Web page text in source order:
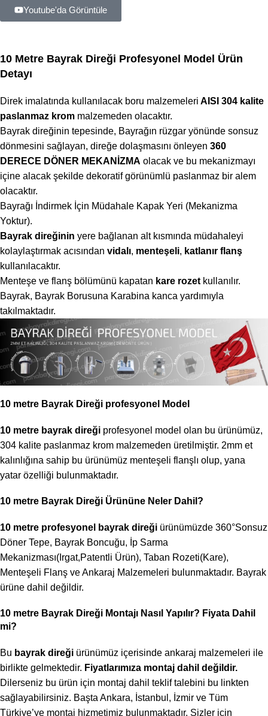
Youtube'da Görüntüle
10 Metre Bayrak Direği Profesyonel Model Ürün
Detayı
Direk imalatında kullanılacak boru malzemeleri AISI 304 kalite
paslanmaz krom malzemeden olacaktır.
Bayrak direğinin tepesinde, Bayrağın rüzgar yönünde sonsuz
dönmesini sağlayan, direğe dolaşmasını önleyen 360
DERECE DÖNER MEKANİZMA olacak ve bu mekanizmayı
içine alacak şekilde dekoratif görünümlü paslanmaz bir alem
olacaktır.
Bayrağı İndirmek İçin Müdahale Kapak Yeri (Mekanizma
Yoktur).
Bayrak direğinin yere bağlanan alt kısmında müdahaleyi
kolaylaştırmak acısından vidalı, menteşeli, katlanır flanş
kullanılacaktır.
Menteşe ve flanş bölümünü kapatan kare rozet kullanılır.
Bayrak, Bayrak Borusuna Karabina kanca yardımıyla
takılmaktadır.
10 metre Bayrak Direği profesyonel Model
10 metre bayrak direği profesyonel model olan bu ürünümüz,
304 kalite paslanmaz krom malzemeden üretilmiştir. 2mm et
kalınlığına sahip bu ürünümüz menteşeli flanşlı olup, yana
yatar özelliği bulunmaktadır.
10 metre Bayrak Direği Ürününe Neler Dahil?
10 metre profesyonel bayrak direği ürünümüzde 360°Sonsuz
Döner Tepe, Bayrak Boncuğu, İp Sarma
Mekanizması(Irgat,Patentli Ürün), Taban Rozeti(Kare),
Menteşeli Flanş ve Ankaraj Malzemeleri bulunmaktadır. Bayrak
ürüne dahil değildir.
10 metre Bayrak Direği Montajı Nasıl Yapılır? Fiyata Dahil
mi?
Bu bayrak direği ürünümüz içerisinde ankaraj malzemeleri ile
birlikte gelmektedir. Fiyatlarımıza montaj dahil değildir.
Dilerseniz bu ürün için montaj dahil teklif talebini bu linkten
sağlayabilirsiniz. Başta Ankara, İstanbul, İzmir ve Tüm
Türkiye’ye montaj hizmetimiz bulunmaktadır. Sizler için